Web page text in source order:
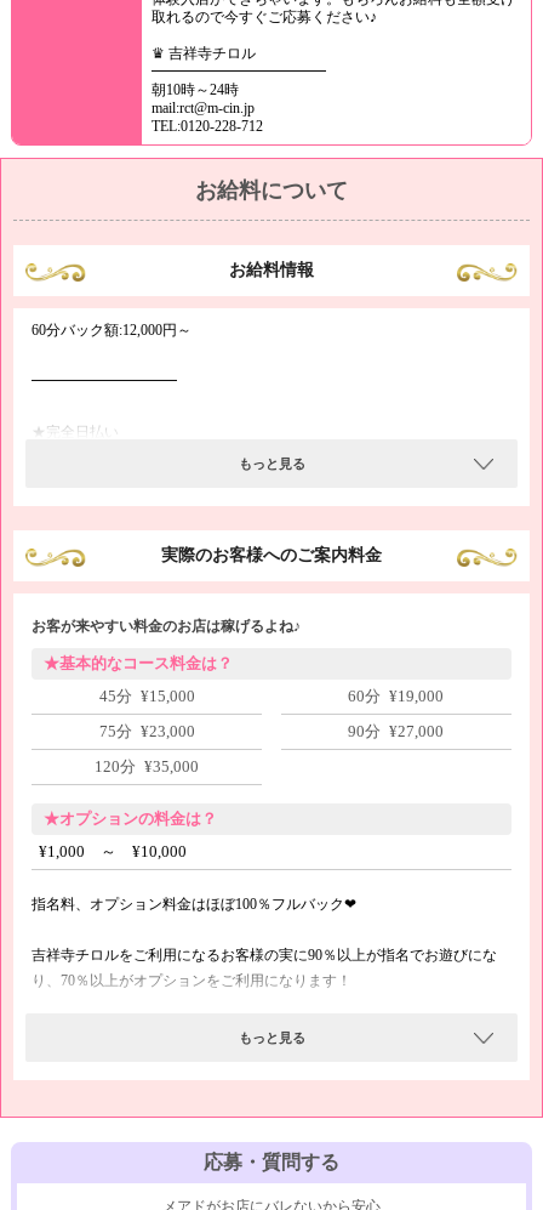
取れるので今すぐご応募ください♪
♛ 吉祥寺チロル
━━━━━━━━━━━━
朝10時～24時
mail:rct@m-cin.jp
TEL:0120-228-712
お給料について
お給料情報
60分バック額:12,000円～
━━━━━━━━━━
★完全日払い
いたします。積立金、罰金等の名目で引かれるお金はありません。
★保証制度あり
新人期間と期間終了後に毎日のお給料を保証する制度をご用意しました。
対象となる方についてはお気軽にお問い合せください。
★自由シフト
稼ぎたい目標金額を教えてください。ご自身のライフスタイルにあわせて
無理のないご勤務ペースを提案いたします。
る、控える」といったことは一切いたしません。副業としてご勤務をご検
討中の方もご安心ください。
税金の支払いなどに不安を抱えている方もどうぞお気軽にご相談くださ
い。シンデレラグループは税理士、弁護士と常時契約しています。
もっと見る
実際のお客様へのご案内料金
お客が来やすい料金のお店は稼げるよね♪
★基本的なコース料金は？
45分 ¥15,000
60分 ¥19,000
75分 ¥23,000
90分 ¥27,000
120分 ¥35,000
★オプションの料金は？
¥1,000 ～ ¥10,000
指名料、オプション料金はほぼ100％フルバック❤
吉祥寺チロルをご利用になるお客様の実に90％以上が指名でお遊びにな
り、70％以上がオプションをご利用になります！
※できないサービスがあれば事前にＮＧにできるのでご安心ください( ˊᵕˋ*
★生フェラ
もっと見る
応募・質問する
メアドがお店にバレないから安心